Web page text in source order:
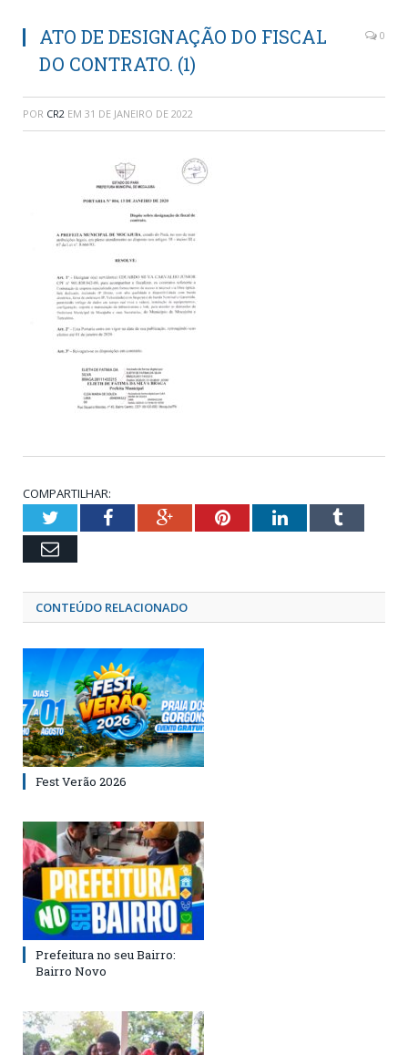
ATO DE DESIGNAÇÃO DO FISCAL
DO CONTRATO. (1)
0
POR CR2 EM 31 DE JANEIRO DE 2022
COMPARTILHAR:
TwitterFacebookGoogle+PinterestLinkedInTumblr
Email
CONTEÚDO RELACIONADO
Fest Verão 2026
Prefeitura no seu Bairro:
Bairro Novo